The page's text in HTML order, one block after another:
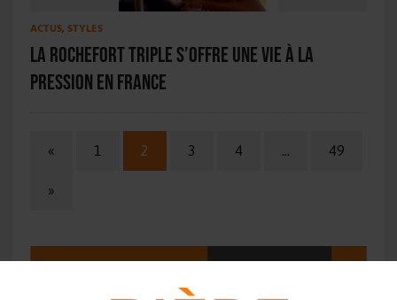
ACTUS, STYLES
La Rochefort Triple s’offre une vie à la
pression en France
« 1 2 3 4 … 49
»